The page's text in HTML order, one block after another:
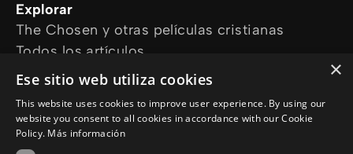
Explorar
The Chosen y otras películas cristianas
Todos los artículos
Cursos online
¿Cómo podemos ayudarte?
Devocional diario
×
Ese sitio web utiliza cookies
This website uses cookies to improve user experience. By using our
website you consent to all cookies in accordance with our Cookie
Policy. Más información